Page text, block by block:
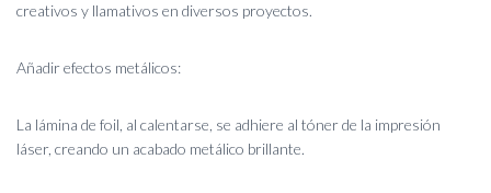
creativos y llamativos en diversos proyectos.
Añadir efectos metálicos:
La lámina de foil, al calentarse, se adhiere al tóner de la impresión
láser, creando un acabado metálico brillante.